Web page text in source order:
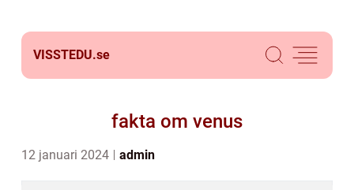
VISSTEDU.se
fakta om venus
12 januari 2024 admin